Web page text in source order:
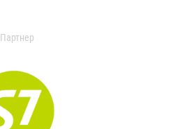
Партнер